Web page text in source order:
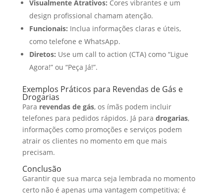
Visualmente Atrativos: Cores vibrantes e um
design profissional chamam atenção.
Funcionais: Inclua informações claras e úteis,
como telefone e WhatsApp.
Diretos: Use um call to action (CTA) como “Ligue
Agora!” ou “Peça Já!”.
Exemplos Práticos para Revendas de Gás e
Drogarias
Para revendas de gás, os ímãs podem incluir
telefones para pedidos rápidos. Já para drogarias,
informações como promoções e serviços podem
atrair os clientes no momento em que mais
precisam.
Conclusão
Garantir que sua marca seja lembrada no momento
certo não é apenas uma vantagem competitiva; é